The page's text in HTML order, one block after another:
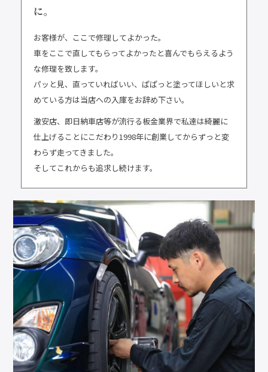
に。
お客様が、ここで修理してよかった。
車をここで直してもらってよかったと喜んでもらえるよう
な修理を致します。
パッと見、直っていればいい、ぱぱっと塗ってほしいと求
めている方は当店への入庫をお辞め下さい。
激安店、即日納車店等が流行る板金業界で私達は綺麗に
仕上げることにこだわり1998年に創業してからずっと変
わらず走ってきました。
そしてこれからも追求し続けます。